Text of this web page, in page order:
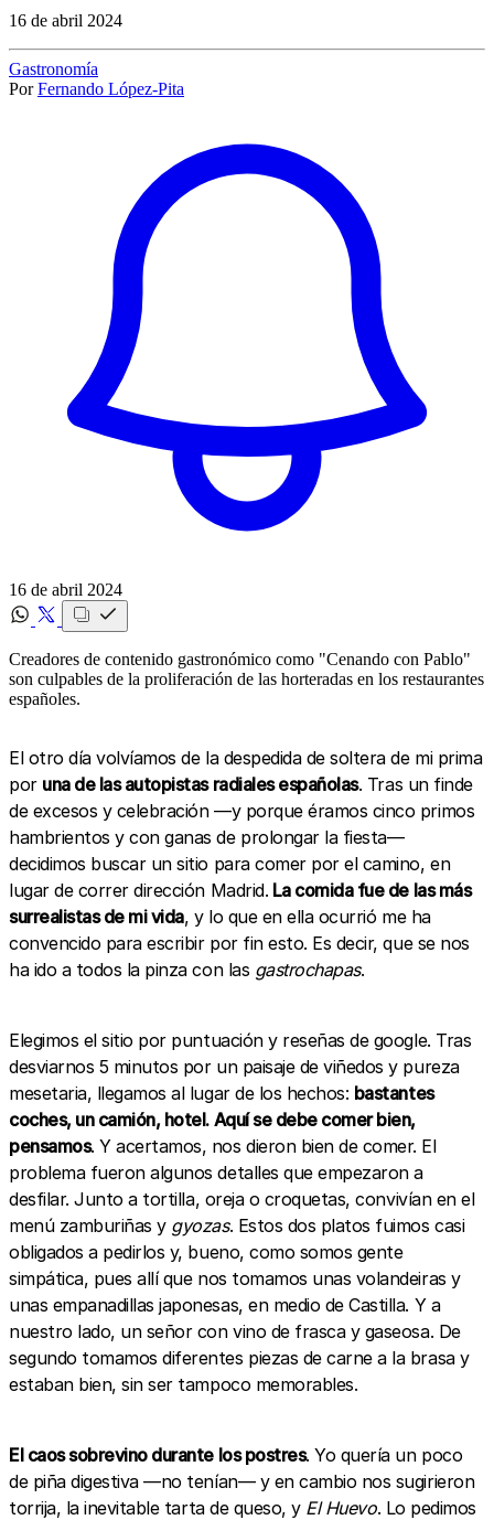
16 de abril 2024
Gastronomía
Por Fernando López-Pita
16 de abril 2024
Creadores de contenido gastronómico como "Cenando con Pablo"
son culpables de la proliferación de las horteradas en los restaurantes
españoles.
El otro día volvíamos de la despedida de soltera de mi prima
por una de las autopistas radiales españolas. Tras un finde
de excesos y celebración —y porque éramos cinco primos
hambrientos y con ganas de prolongar la fiesta—
decidimos buscar un sitio para comer por el camino, en
lugar de correr dirección Madrid. La comida fue de las más
surrealistas de mi vida, y lo que en ella ocurrió me ha
convencido para escribir por fin esto. Es decir, que se nos
ha ido a todos la pinza con las gastrochapas.
Elegimos el sitio por puntuación y reseñas de google. Tras
desviarnos 5 minutos por un paisaje de viñedos y pureza
mesetaria, llegamos al lugar de los hechos: bastantes
coches, un camión, hotel. Aquí se debe comer bien,
pensamos. Y acertamos, nos dieron bien de comer. El
problema fueron algunos detalles que empezaron a
desfilar. Junto a tortilla, oreja o croquetas, convivían en el
menú zamburiñas y gyozas. Estos dos platos fuimos casi
obligados a pedirlos y, bueno, como somos gente
simpática, pues allí que nos tomamos unas volandeiras y
unas empanadillas japonesas, en medio de Castilla. Y a
nuestro lado, un señor con vino de frasca y gaseosa. De
segundo tomamos diferentes piezas de carne a la brasa y
estaban bien, sin ser tampoco memorables.
El caos sobrevino durante los postres. Yo quería un poco
de piña digestiva —no tenían— y en cambio nos sugirieron
torrija, la inevitable tarta de queso, y El Huevo. Lo pedimos